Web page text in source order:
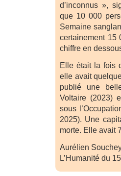
d’inconnus »,
que 10 000
Semaine
certainement 15
chiffre en
Elle était la fois
elle avait
publié une
Voltaire (2023)
sous
2025). Une
morte. Elle avait
Aurélien
L’Humanité du